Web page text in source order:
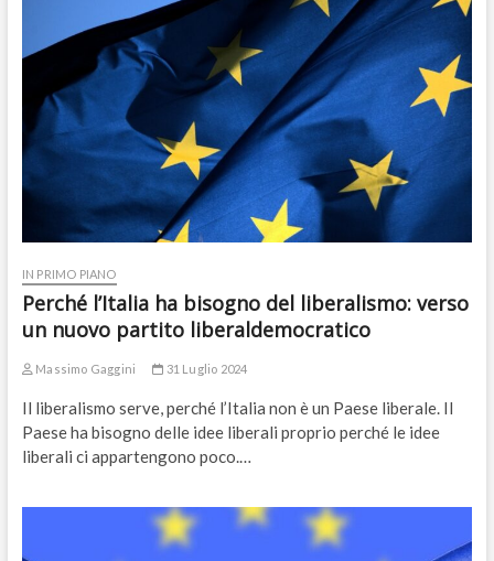
IN PRIMO PIANO
Perché l’Italia ha bisogno del liberalismo: verso
un nuovo partito liberaldemocratico
Massimo Gaggini 31 Luglio 2024
Il liberalismo serve, perché l’Italia non è un Paese liberale. Il
Paese ha bisogno delle idee liberali proprio perché le idee
liberali ci appartengono poco.…